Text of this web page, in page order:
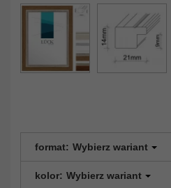
format: Wybierz wariant
kolor: Wybierz wariant